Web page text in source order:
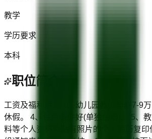
教学
学历要求
本科
职位简介
工资及福利待遇 1、幼儿园教师年薪7-9
休假。 4、住房条件好(单独住宿)。 5、
料等个人资料及贴有照片的个人简历复